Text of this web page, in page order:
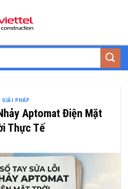
GIẢI PHÁP
Aptomat Điện Mặt
Thực Tế